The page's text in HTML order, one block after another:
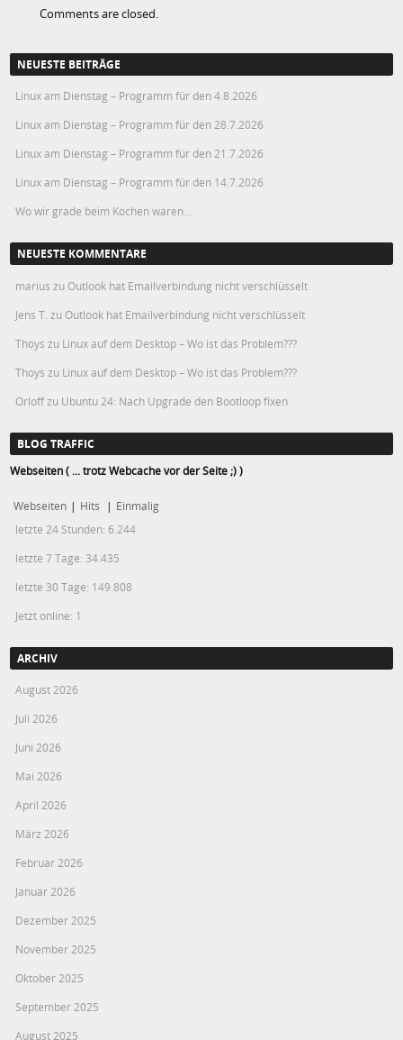
Comments are closed.
NEUESTE BEITRÄGE
Linux am Dienstag – Programm für den 4.8.2026
Linux am Dienstag – Programm für den 28.7.2026
Linux am Dienstag – Programm für den 21.7.2026
Linux am Dienstag – Programm für den 14.7.2026
Wo wir grade beim Kochen waren…
NEUESTE KOMMENTARE
marius zu Outlook hat Emailverbindung nicht verschlüsselt
Jens T. zu Outlook hat Emailverbindung nicht verschlüsselt
Thoys zu Linux auf dem Desktop – Wo ist das Problem???
Thoys zu Linux auf dem Desktop – Wo ist das Problem???
Orloffzu Ubuntu 24: Nach Upgrade den Bootloop fixen
BLOG TRAFFIC
Webseiten ( ... trotz Webcache vor der Seite ;) )
Webseiten | Hits | Einmalig
letzte 24 Stunden:6.244
letzte 7 Tage: 34.435
letzte 30 Tage: 149.808
Jetzt online: 1
ARCHIV
August 2026
Juli 2026
Juni 2026
Mai 2026
April 2026
März 2026
Februar 2026
Januar 2026
Dezember 2025
November 2025
Oktober 2025
September 2025
August 2025